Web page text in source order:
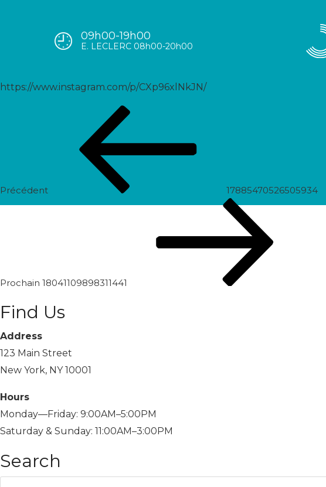
09h00-19h00
E. LECLERC 08h00-20h00
17909131850166165
https://www.instagram.com/p/CXp96xlNkJN/
Précédent
17885470526505934
Prochain
Prochain 18041109898311441
Find Us
Address
123 Main Street
New York, NY 10001
Hours
Monday—Friday: 9:00AM–5:00PM
Saturday & Sunday: 11:00AM–3:00PM
Search